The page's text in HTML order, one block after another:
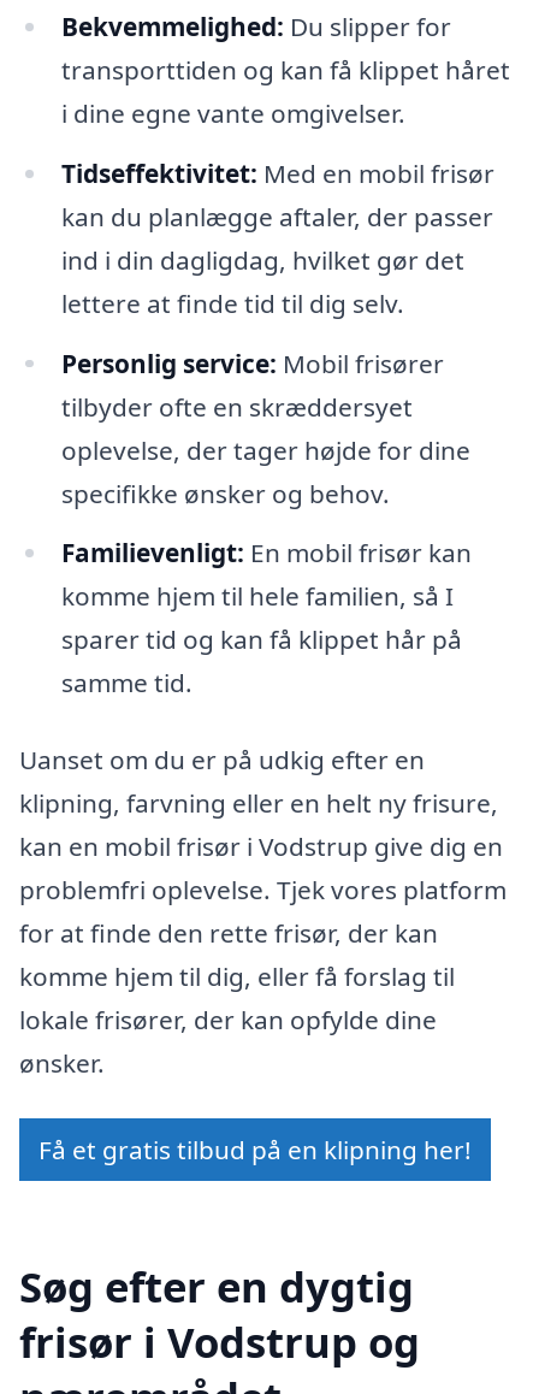
Bekvemmelighed: Du slipper for
transporttiden og kan få klippet håret
i dine egne vante omgivelser.
Tidseffektivitet: Med en mobil frisør
kan du planlægge aftaler, der passer
ind i din dagligdag, hvilket gør det
lettere at finde tid til dig selv.
Personlig service: Mobil frisører
tilbyder ofte en skræddersyet
oplevelse, der tager højde for dine
specifikke ønsker og behov.
Familievenligt: En mobil frisør kan
komme hjem til hele familien, så I
sparer tid og kan få klippet hår på
samme tid.
Uanset om du er på udkig efter en
klipning, farvning eller en helt ny frisure,
kan en mobil frisør i Vodstrup give dig en
problemfri oplevelse. Tjek vores platform
for at finde den rette frisør, der kan
komme hjem til dig, eller få forslag til
lokale frisører, der kan opfylde dine
ønsker.
Få et gratis tilbud på en klipning her!
Søg efter en dygtig
frisør i Vodstrup og